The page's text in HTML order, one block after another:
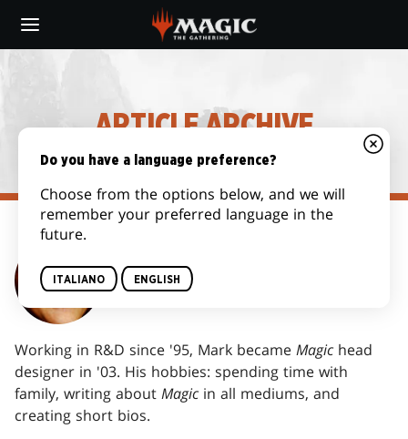
main
ARTICLE ARCHIVE
MARK ROSEWATER
Working in R&D since '95, Mark became Magic head
designer in '03. His hobbies: spending time with
family, writing about Magic in all mediums, and
creating short bios.
Do you have a language preference?
Choose from the options below, and we will
remember your preferred language in the
future.
ITALIANO ENGLISH